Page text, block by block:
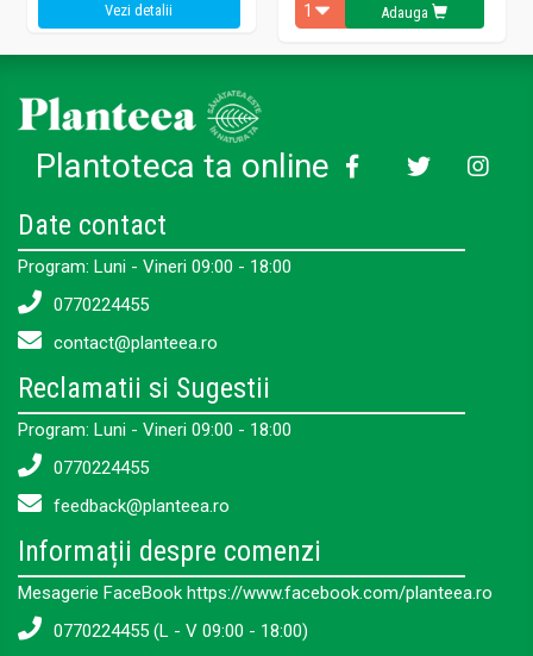
Vezi detalii Adauga
Plantoteca ta online
Date contact
Program: Luni - Vineri 09:00 - 18:00
0770224455
contact@planteea.ro
Reclamatii si Sugestii
Program: Luni - Vineri 09:00 - 18:00
0770224455
feedback@planteea.ro
Informații despre comenzi
Mesagerie FaceBook https://www.facebook.com/planteea.ro
0770224455 (L - V 09:00 - 18:00)